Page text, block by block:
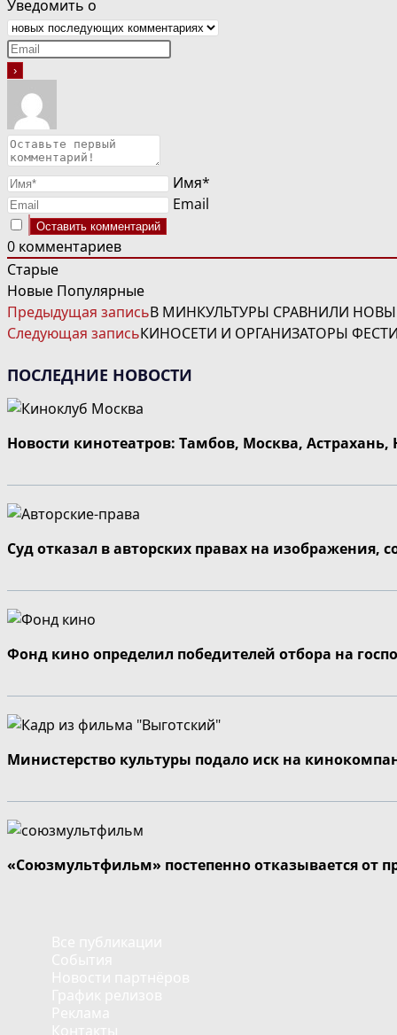
Уведомить о
Имя*
Email
0 комментариев
Старые
Новые Популярные
ЧИТАТЬ
ДАЛЕЕ
СТАТЬИ
Предыдущая записьВ МИНКУЛЬТУРЫ СРАВНИЛИ
Следующая записьКИНОСЕТИ И ОРГАНИЗАТОРЫ
ПОСЛЕДНИЕ НОВОСТИ
Новости кинотеатров: Тамбов, Москва,
Суд отказал в авторских правах на изображения,
Фонд кино определил победителей отбора на
Министерство культуры подало иск на
«Союзмультфильм» постепенно отказывается от